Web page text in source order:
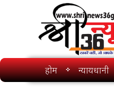
होम न्यायधानी